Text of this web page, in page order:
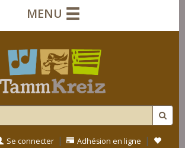
MENU
Se connecter | Adhésion en ligne |